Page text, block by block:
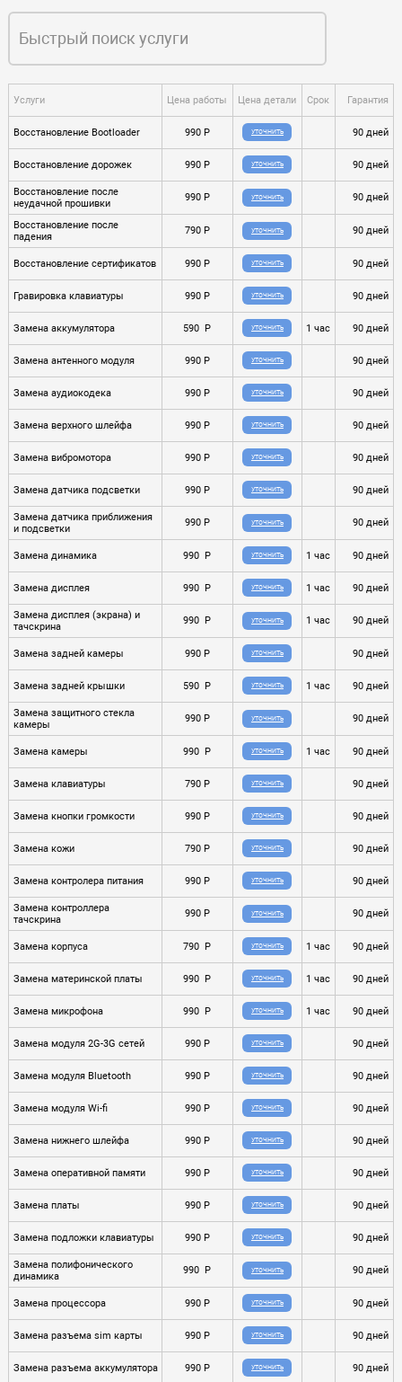
Услуги Цена работы Цена детали Срок Гарантия
Восстановление Bootloader 990 P УТОЧНИТЬ 90 дней
Восстановление дорожек 990 P УТОЧНИТЬ 90 дней
Восстановление после
неудачной прошивки
990 P УТОЧНИТЬ 90 дней
Восстановление после
падения
790 P УТОЧНИТЬ 90 дней
Восстановление сертификатов 990 P УТОЧНИТЬ 90 дней
Гравировка клавиатуры 990 P УТОЧНИТЬ 90 дней
Замена аккумулятора 590 P УТОЧНИТЬ 1 час 90 дней
Замена антенного модуля 990 P УТОЧНИТЬ 90 дней
Замена аудиокодека 990 P УТОЧНИТЬ 90 дней
Замена верхного шлейфа 990 P УТОЧНИТЬ 90 дней
Замена вибромотора 990 P УТОЧНИТЬ 90 дней
Замена датчика подсветки 990 P УТОЧНИТЬ 90 дней
Замена датчика приближения
и подсветки
990 P УТОЧНИТЬ 90 дней
Замена динамика 990 P УТОЧНИТЬ 1 час 90 дней
Замена дисплея 990 P УТОЧНИТЬ 1 час 90 дней
Замена дисплея (экрана) и
тачскрина
990 P УТОЧНИТЬ 1 час 90 дней
Замена задней камеры 990 P УТОЧНИТЬ 90 дней
Замена задней крышки 590 P УТОЧНИТЬ 1 час 90 дней
Замена защитного стекла
камеры
990 P УТОЧНИТЬ 90 дней
Замена камеры 990 P УТОЧНИТЬ 1 час 90 дней
Замена клавиатуры 790 P УТОЧНИТЬ 90 дней
Замена кнопки громкости 990 P УТОЧНИТЬ 90 дней
Замена кожи 790 P УТОЧНИТЬ 90 дней
Замена контролера питания 990 P УТОЧНИТЬ 90 дней
Замена контроллера
тачскрина
990 P УТОЧНИТЬ 90 дней
Замена корпуса 790 P УТОЧНИТЬ 1 час 90 дней
Замена материнской платы 990 P УТОЧНИТЬ 1 час 90 дней
Замена микрофона 990 P УТОЧНИТЬ 1 час 90 дней
Замена модуля 2G-3G сетей 990 P УТОЧНИТЬ 90 дней
Замена модуля Bluetooth 990 P УТОЧНИТЬ 90 дней
Замена модуля Wi-fi 990 P УТОЧНИТЬ 90 дней
Замена нижнего шлейфа 990 P УТОЧНИТЬ 90 дней
Замена оперативной памяти 990 P УТОЧНИТЬ 90 дней
Замена платы 990 P УТОЧНИТЬ 90 дней
Замена подложки клавиатуры 990 P УТОЧНИТЬ 90 дней
Замена полифонического
динамика
990 P УТОЧНИТЬ 90 дней
Замена процессора 990 P УТОЧНИТЬ 90 дней
Замена разъема sim карты 990 P УТОЧНИТЬ 90 дней
Замена разъема аккумулятора 990 P УТОЧНИТЬ 90 дней